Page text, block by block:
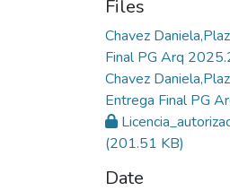
Files
Chavez
Final PG Arq
Chavez
Entrega Final PG
(201.51 KB)
Date